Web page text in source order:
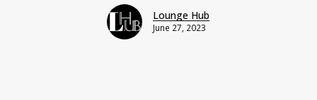
Lounge Hub
June 27, 2023